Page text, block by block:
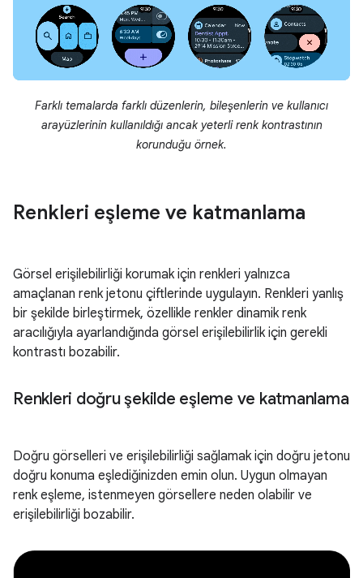
Farklı temalarda farklı düzenlerin, bileşenlerin ve kullanıcı
arayüzlerinin kullanıldığı ancak yeterli renk kontrastının
korunduğu örnek.
Renkleri eşleme ve katmanlama
Görsel erişilebilirliği korumak için renkleri yalnızca
amaçlanan renk jetonu çiftlerinde uygulayın. Renkleri yanlış
bir şekilde birleştirmek, özellikle renkler dinamik renk
aracılığıyla ayarlandığında görsel erişilebilirlik için gerekli
kontrastı bozabilir.
Renkleri doğru şekilde eşleme ve katmanlama
Doğru görselleri ve erişilebilirliği sağlamak için doğru jetonu
doğru konuma eşlediğinizden emin olun. Uygun olmayan
renk eşleme, istenmeyen görsellere neden olabilir ve
erişilebilirliği bozabilir.